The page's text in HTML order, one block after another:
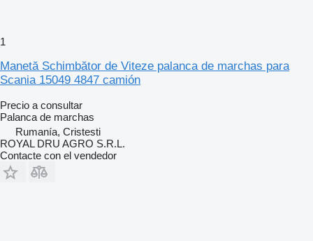
1
Manetă Schimbător de Viteze palanca de marchas para
Scania 15049 4847 camión
Precio a consultar
Palanca de marchas
Rumanía, Cristesti
ROYAL DRU AGRO S.R.L.
Contacte con el vendedor